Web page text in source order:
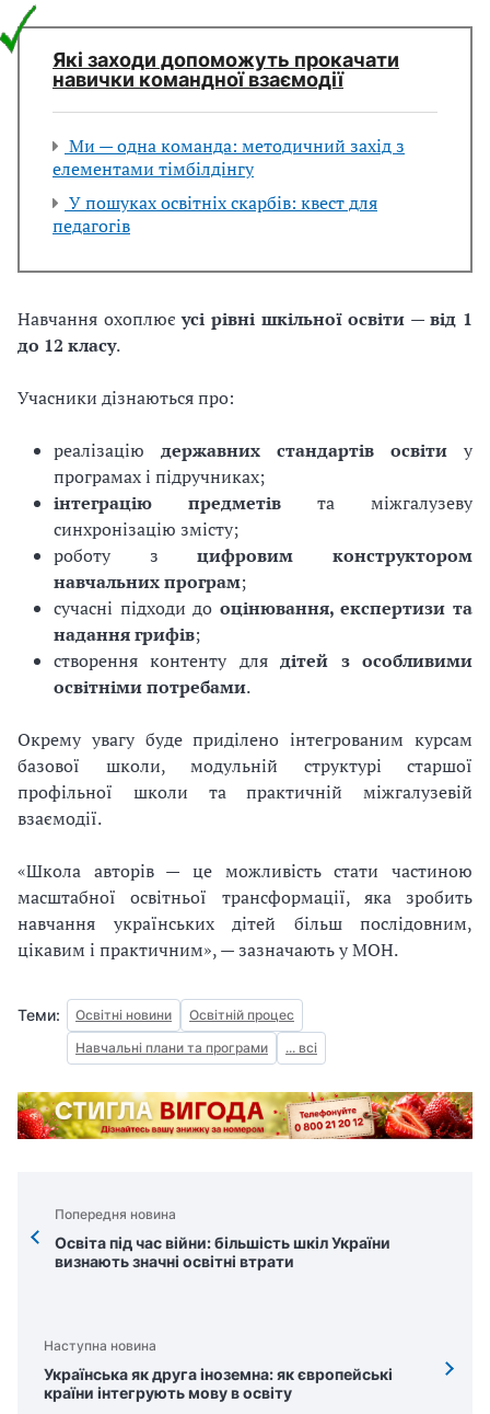
Які заходи допоможуть прокачати
навички командної взаємодії
Ми — одна команда: методичний захід з
елементами тімбілдінгу
У пошуках освітніх скарбів: квест для
педагогів
Навчання охоплюєусі рівні шкільної освіти — від 1
до 12 класу.
Учасники дізнаються про:
реалізацію державних стандартів освіти у
програмах і підручниках;
інтеграцію предметів та міжгалузеву
синхронізацію змісту;
роботу зцифровим конструктором
навчальних програм;
сучасні підходи до оцінювання, експертизи та
надання грифів;
створення контенту длядітей з особливими
освітніми потребами.
Окрему увагу буде приділено інтегрованим курсам
базової школи, модульній структурі старшої
профільної школи та практичній міжгалузевій
взаємодії.
«Школа авторів — це можливість стати частиною
масштабної освітньої трансформації, яка зробить
навчання українських дітей більш послідовним,
цікавим і практичним», — зазначають у МОН.
Теми: Освітні новини
Освітній процес
Навчальні плани та програми
... всі
Попередня новина
Освіта під час війни: більшість шкіл України
визнають значні освітні втрати
Наступна новина
Українська як друга іноземна: як європейські
країни інтегрують мову в освіту